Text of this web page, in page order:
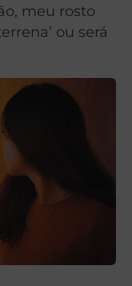
meu rosto
ou será